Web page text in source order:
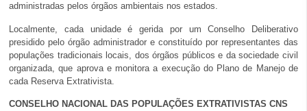
administradas pelos órgãos ambientais nos estados.
Localmente, cada unidade é gerida por um Conselho Deliberativo
presidido pelo órgão administrador e constituído por representantes das
populações tradicionais locais, dos órgãos públicos e da sociedade civil
organizada, que aprova e monitora a execução do Plano de Manejo de
cada Reserva Extrativista.
CONSELHO NACIONAL DAS POPULAÇÕES EXTRATIVISTAS CNS